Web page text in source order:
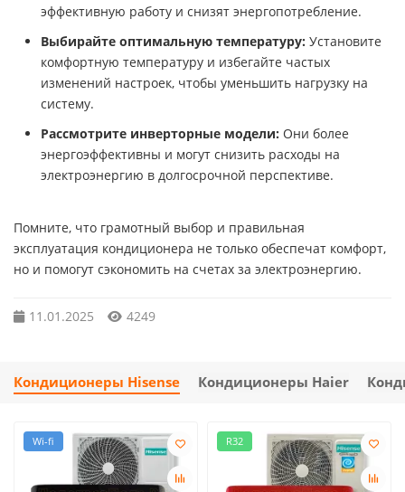
эффективную работу и снизят энергопотребление.
Выбирайте оптимальную температуру: Установите
комфортную температуру и избегайте частых
изменений настроек, чтобы уменьшить нагрузку на
систему.
Рассмотрите инверторные модели: Они более
энергоэффективны и могут снизить расходы на
электроэнергию в долгосрочной перспективе.
Помните, что грамотный выбор и правильная
эксплуатация кондиционера не только обеспечат комфорт,
но и помогут сэкономить на счетах за электроэнергию.
11.01.2025 4249
Кондиционеры Hisense Кондиционеры Haier
Wi-fi R32